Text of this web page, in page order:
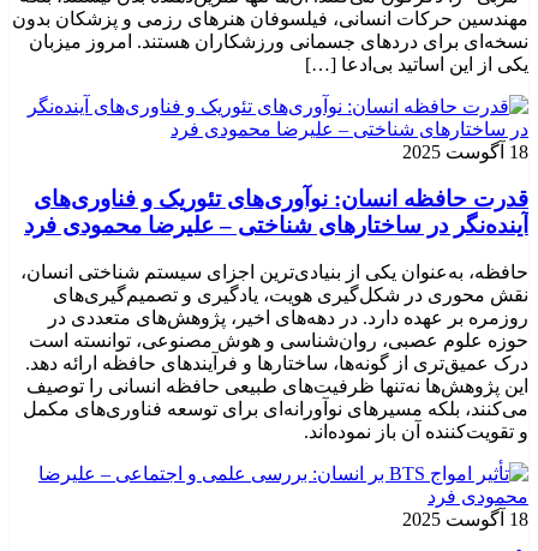
مهندسین حرکات انسانی، فیلسوفان هنرهای رزمی و پزشکان بدون
نسخه‌ای برای دردهای جسمانی ورزشکاران هستند. امروز میزبان
یکی از این اساتید بی‌ادعا […]
18 آگوست 2025
قدرت حافظه انسان: نوآوری‌های تئوریک و فناوری‌های
آینده‌نگر در ساختارهای شناختی – علیرضا محمودی فرد
حافظه، به‌عنوان یکی از بنیادی‌ترین اجزای سیستم شناختی انسان،
نقش محوری در شکل‌گیری هویت، یادگیری و تصمیم‌گیری‌های
روزمره بر عهده دارد. در دهه‌های اخیر، پژوهش‌های متعددی در
حوزه علوم عصبی، روان‌شناسی و هوش مصنوعی، توانسته‌ است
درک عمیق‌تری از گونه‌ها، ساختارها و فرآیندهای حافظه ارائه دهد.
این پژوهش‌ها نه‌تنها ظرفیت‌های طبیعی حافظه انسانی را توصیف
می‌کنند، بلکه مسیرهای نوآورانه‌ای برای توسعه فناوری‌های مکمل
و تقویت‌کننده آن باز نموده‌اند.
18 آگوست 2025